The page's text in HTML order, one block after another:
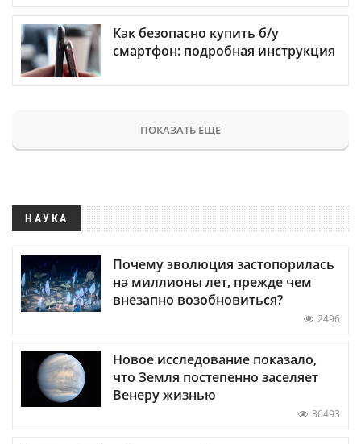
Как безопасно купить б/у
смартфон: подробная инструкция
ПОКАЗАТЬ ЕЩЕ
НАУКА
Почему эволюция застопорилась
на миллионы лет, прежде чем
внезапно возобновиться?
2496
Новое исследование показало,
что Земля постепенно заселяет
Венеру жизнью
36493